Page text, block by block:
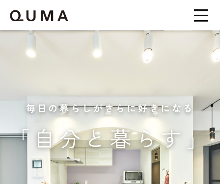
毎日の暮らしがさらに好きになる
「自分と暮らす」